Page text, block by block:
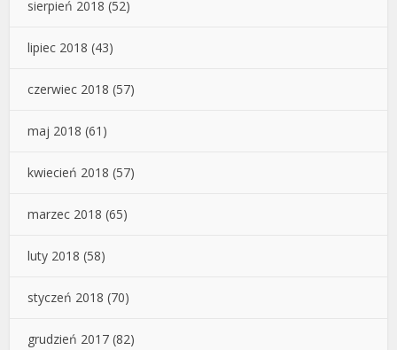
sierpień 2018 (52)
lipiec 2018 (43)
czerwiec 2018 (57)
maj 2018 (61)
kwiecień 2018 (57)
marzec 2018 (65)
luty 2018 (58)
styczeń 2018 (70)
grudzień 2017 (82)